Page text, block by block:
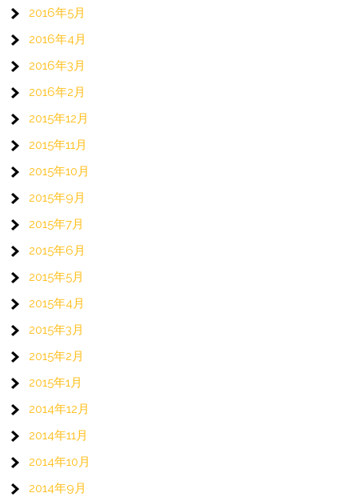
2016年5月
2016年4月
2016年3月
2016年2月
2015年12月
2015年11月
2015年10月
2015年9月
2015年7月
2015年6月
2015年5月
2015年4月
2015年3月
2015年2月
2015年1月
2014年12月
2014年11月
2014年10月
2014年9月